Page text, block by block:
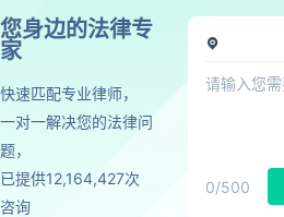
您身边的法律专
家
快速匹配专业律师，
一对一解决您的法律问
题，
已提供12,164,427次
咨询
0/500